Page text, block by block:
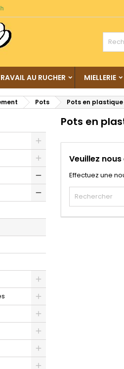
AU RUCHER MIELLERIE
Pots Pots en plastique
Pots en
Veuillez
Effectuez une